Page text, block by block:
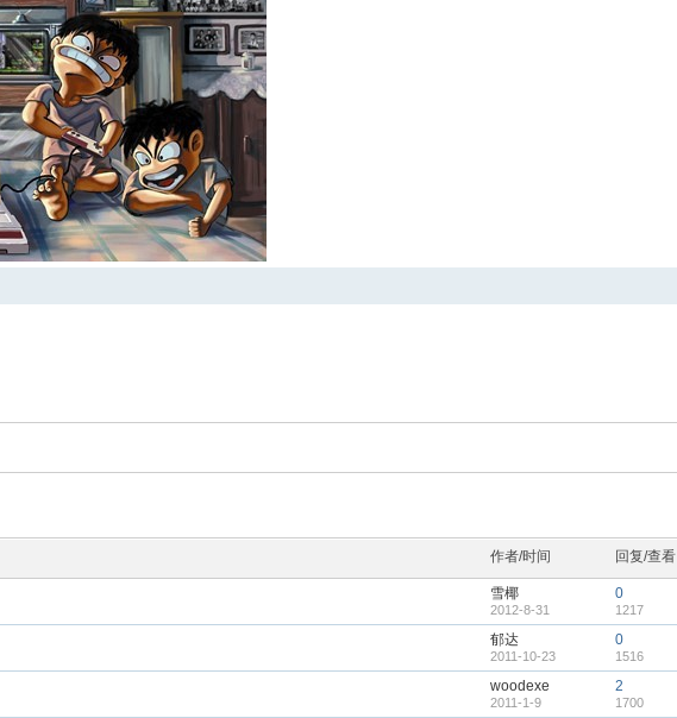
作者/时间 回复/查看
雪椰
2012-8-31
0
1217
郁达
2011-10-23
0
1516
woodexe
2011-1-9
2
1700